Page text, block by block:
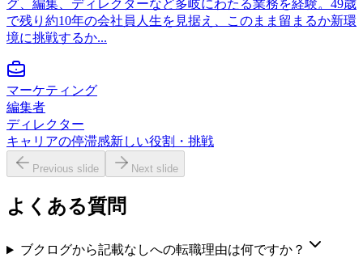
グ、編集、ディレクターなど多岐にわたる業務を経験。49歳
で残り約10年の会社員人生を見据え、このまま留まるか新環
境に挑戦するか...
マーケティング
編集者
ディレクター
キャリアの停滞感新しい役割・挑戦
Previous slide Next slide
よくある質問
ブクログから記載なしへの転職理由は何ですか？